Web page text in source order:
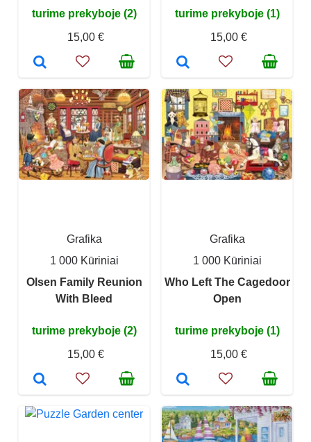
turime prekyboje (2)
15,00 €
turime prekyboje (1)
15,00 €
Grafika
1 000 Kūriniai
Olsen Family Reunion
With Bleed
turime prekyboje (2)
15,00 €
Grafika
1 000 Kūriniai
Who Left The Cagedoor
Open
turime prekyboje (1)
15,00 €